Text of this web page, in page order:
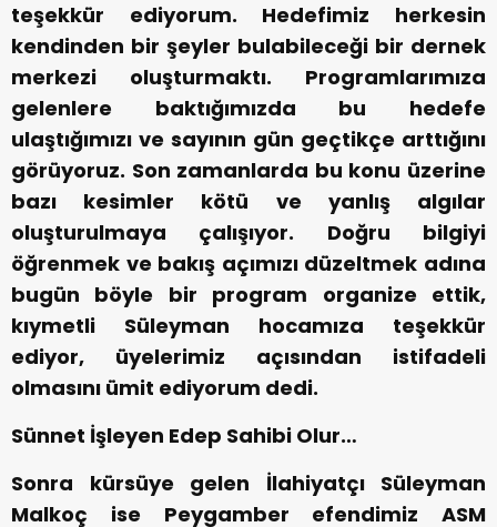
teşekkür ediyorum. Hedefimiz herkesin
kendinden bir şeyler bulabileceği bir dernek
merkezi oluşturmaktı. Programlarımıza
gelenlere baktığımızda bu hedefe
ulaştığımızı ve sayının gün geçtikçe arttığını
görüyoruz. Son zamanlarda bu konu üzerine
bazı kesimler kötü ve yanlış algılar
oluşturulmaya çalışıyor. Doğru bilgiyi
öğrenmek ve bakış açımızı düzeltmek adına
bugün böyle bir program organize ettik,
kıymetli Süleyman hocamıza teşekkür
ediyor, üyelerimiz açısından istifadeli
olmasını ümit ediyorum dedi.
Sünnet İşleyen Edep Sahibi Olur…
Sonra kürsüye gelen İlahiyatçı Süleyman
Malkoç ise Peygamber efendimiz ASM